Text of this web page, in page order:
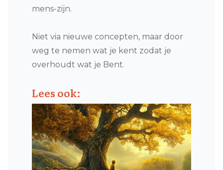
mens-zijn.
Niet via nieuwe concepten, maar door
weg te nemen wat je kent zodat je
overhoudt wat je Bent.
Lees ook: